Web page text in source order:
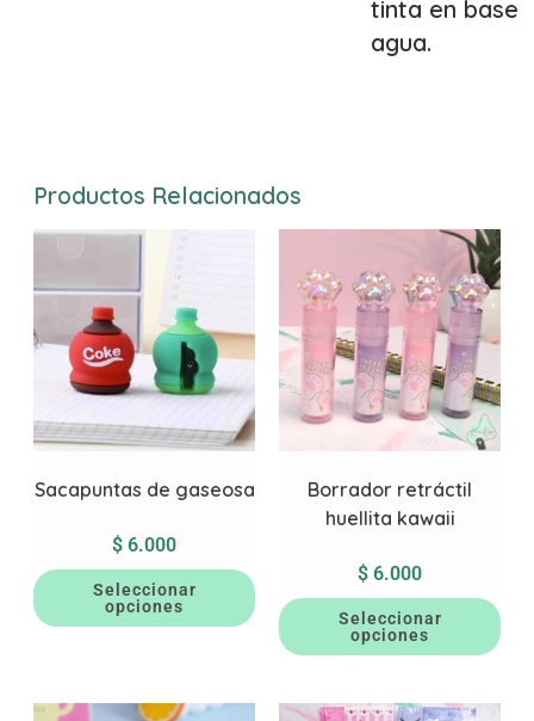
tinta en base
agua.
Productos Relacionados
Sacapuntas de gaseosa
$ 6.000
Seleccionar
opciones
Borrador retráctil
huellita kawaii
$ 6.000
Seleccionar
opciones